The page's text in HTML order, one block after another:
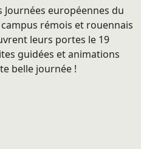
Journées européennes du
rémois et rouennais
leurs portes le 19
guidées et animations
belle journée !